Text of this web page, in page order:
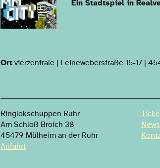
Ein Stadtspiel in
Ort vierzentrale | Leineweberstraße 15-17 |
Ringlokschuppen Ruhr
Am Schloß Broich 38
45479 Mülheim an der Ruhr
Anfahrt